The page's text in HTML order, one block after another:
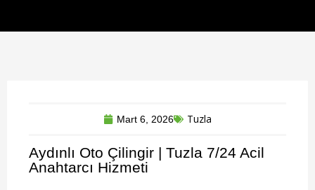
Mart 6, 2026 Tuzla
Aydınlı Oto Çilingir | Tuzla 7/24 Acil
Anahtarcı Hizmeti